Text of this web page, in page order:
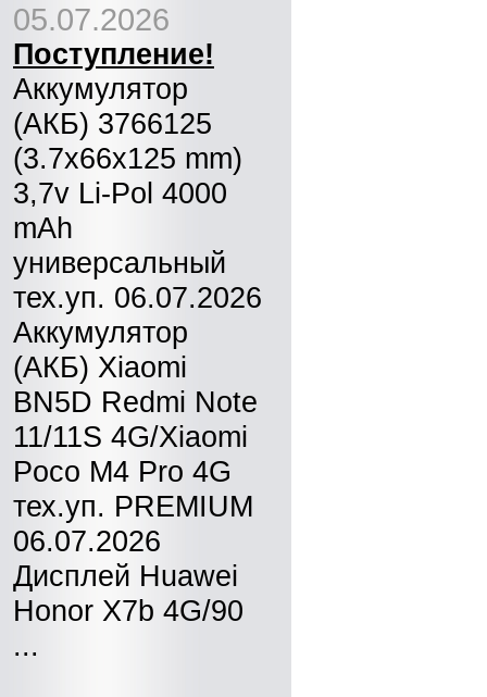
05.07.2026
Поступление!
Аккумулятор
(АКБ) 3766125
(3.7x66x125 mm)
3,7v Li-Pol 4000
mAh
универсальный
тех.уп. 06.07.2026
Аккумулятор
(АКБ) Xiaomi
BN5D Redmi Note
11/11S 4G/Xiaomi
Poco M4 Pro 4G
тех.уп. PREMIUM
06.07.2026
Дисплей Huawei
Honor X7b 4G/90
...